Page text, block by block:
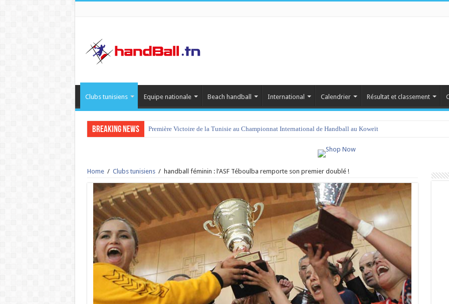
Clubs tunisiens Equipe nationale Beach handball International Calendrier Résultat et classement
Breaking News Première Victoire de la Tunisie au Championnat International de Handball au Koweït
Home / Clubs tunisiens / handball féminin : l’ASF Téboulba remporte son premier doublé !